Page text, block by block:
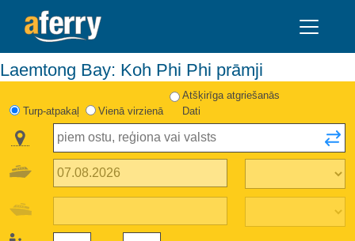
Laemtong Bay: Koh Phi Phi prāmji
Turp-atpakaļ Vienā virzienā
Atšķirīga atgriešanās
Dati